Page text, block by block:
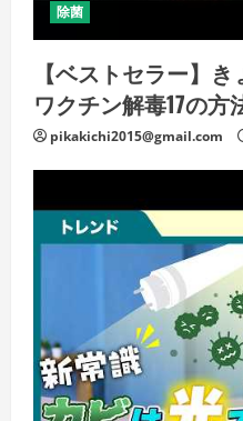
除菌
【ベストセラー】
ワクチン解毒17の方
pikakichi2015@gmail.com